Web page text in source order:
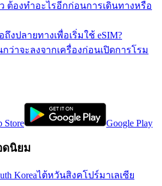
ต้องทำอะไรอีกก่อนการเดินทางหรือ
งปลายทางเพื่อเริ่มใช้ eSIM?
ว่าจะลงจากเครื่องก่อนเปิดการโรม
Store Google Play
ดนิยม
Koreaไต้หวันสิงคโปร์มาเลเซีย